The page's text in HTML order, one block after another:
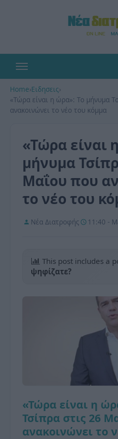
Home›Ειδησεις›
«Τώρα είναι η ώρα»: Το μήνυμα
ανακοινώνει το νέο του κόμμα
«Τώρα είναι
μήνυμα
Μαΐου που
το νέο του
Νέα Διατροφής 11:40 -
This post includes a
ψηφίζατε?
«Τώρα είναι η
Τσίπρα στις 26
ανακοινώνει το